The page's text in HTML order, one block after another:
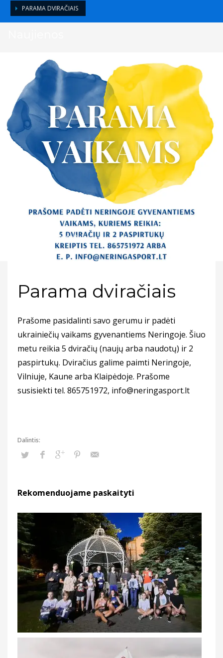
PARAMA DVIRAČIAIS
PRANEŠIMAS
Parama dviračiais
Prašome pasidalinti savo gerumu ir padėti
ukrainiečių vaikams gyvenantiems Neringoje. Šiuo
metu reikia 5 dviračių (naujų arba naudotų) ir 2
paspirtukų. Dviračius galime paimti Neringoje,
Vilniuje, Kaune arba Klaipėdoje. Prašome
susisiekti tel. 865751972, info@neringasport.lt
Rekomenduojame paskaityti